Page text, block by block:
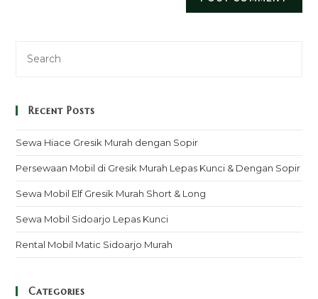
Recent Posts
Sewa Hiace Gresik Murah dengan Sopir
Persewaan Mobil di Gresik Murah Lepas Kunci & Dengan Sopir
Sewa Mobil Elf Gresik Murah Short & Long
Sewa Mobil Sidoarjo Lepas Kunci
Rental Mobil Matic Sidoarjo Murah
Categories